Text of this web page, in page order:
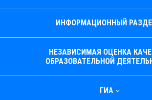
ИНФОРМАЦИОННЫЙ
НЕЗАВИСИМАЯ ОЦЕНКА
ОБРАЗОВАТЕЛЬНОЙ
ГИА